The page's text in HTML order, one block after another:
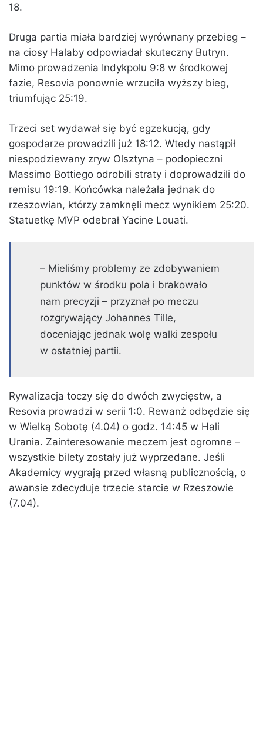
18.
Druga partia miała bardziej wyrównany przebieg –
na ciosy Halaby odpowiadał skuteczny Butryn.
Mimo prowadzenia Indykpolu 9:8 w środkowej
fazie, Resovia ponownie wrzuciła wyższy bieg,
triumfując 25:19.
Trzeci set wydawał się być egzekucją, gdy
gospodarze prowadzili już 18:12. Wtedy nastąpił
niespodziewany zryw Olsztyna – podopieczni
Massimo Bottiego odrobili straty i doprowadzili do
remisu 19:19. Końcówka należała jednak do
rzeszowian, którzy zamknęli mecz wynikiem 25:20.
Statuetkę MVP odebrał Yacine Louati.
– Mieliśmy problemy ze zdobywaniem
punktów w środku pola i brakowało
nam precyzji – przyznał po meczu
rozgrywający Johannes Tille,
doceniając jednak wolę walki zespołu
w ostatniej partii.
Rywalizacja toczy się do dwóch zwycięstw, a
Resovia prowadzi w serii 1:0. Rewanż odbędzie się
w Wielką Sobotę (4.04) o godz. 14:45 w Hali
Urania. Zainteresowanie meczem jest ogromne –
wszystkie bilety zostały już wyprzedane. Jeśli
Akademicy wygrają przed własną publicznością, o
awansie zdecyduje trzecie starcie w Rzeszowie
(7.04).